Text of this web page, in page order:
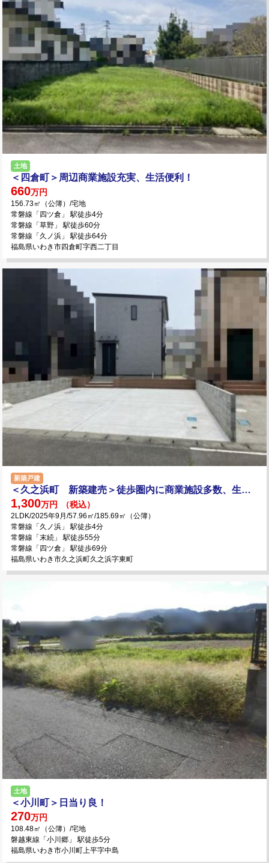
土地
＜四倉町＞周辺商業施設充実、生活便利！
660万円
156.73㎡（公簿）/宅地
常磐線「四ツ倉」 駅徒歩4分
常磐線「草野」 駅徒歩60分
常磐線「久ノ浜」 駅徒歩64分
福島県いわき市四倉町字西二丁目
新築戸建
＜久之浜町 新築建売＞徒歩圏内に商業施設多数、生活便利！
1,300万円 （税込）
2LDK/2025年9月/57.96㎡/185.69㎡（公簿）
常磐線「久ノ浜」 駅徒歩4分
常磐線「末続」 駅徒歩55分
常磐線「四ツ倉」 駅徒歩69分
福島県いわき市久之浜町久之浜字東町
土地
＜小川町＞日当り良！
270万円
108.48㎡（公簿）/宅地
磐越東線「小川郷」 駅徒歩5分
福島県いわき市小川町上平字中島